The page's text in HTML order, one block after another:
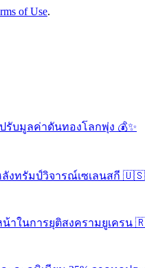
of Use.
รับมูลค่าดันทองโลกพุ่ง 💰✨
งทรัมป์วิจารณ์เซเลนสกี 🇺🇸
ในการยุติสงครามยูเครน